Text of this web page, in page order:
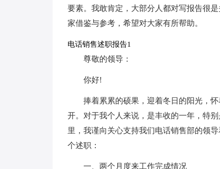
要素。我敢肯定，大部分人都对写报告很
家借鉴与参考，希望对大家有所帮助。
电话销售述职报告1
尊敬的领导：
你好!
捧着累累的硕果，迎着冬日的阳光，
开。对于我个人来说，是丰收的一年，特
里，我谨向关心支持我们电话销售部的领
个述职：
一、两个月度来工作完成情况